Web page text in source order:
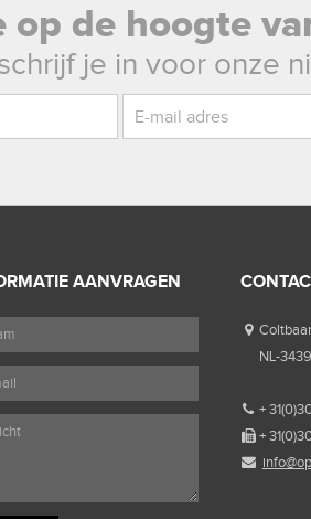
de hoogte
je in voor onze
AANVRAGEN
NL-
+
+